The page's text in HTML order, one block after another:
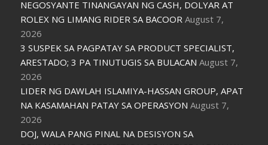
NEGOSYANTE TINANGAYAN NG CASH, DOLYAR AT
ROLEX NG LIMANG RIDER SA BACOOR August 7,
2026
3 SUSPEK SA PAGPATAY SA PRODUCT SPECIALIST,
ARESTADO; 3 PA TINUTUGIS SA BULACAN August 7,
2026
LIDER NG DAWLAH ISLAMIYA-HASSAN GROUP, APAT
NA KASAMAHAN PATAY SA OPERASYON August 7,
2026
DOJ, WALA PANG PINAL NA DESISYON SA